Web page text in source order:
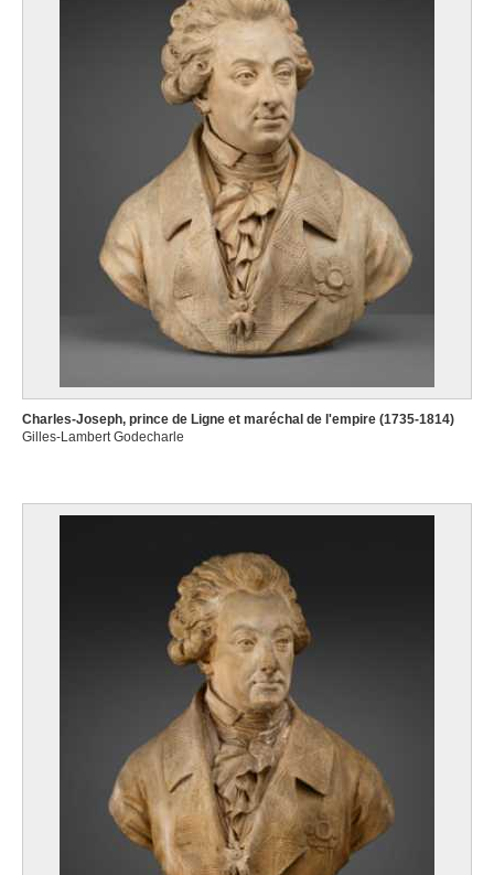
Charles-Joseph, prince de Ligne et maréchal de l'empire (1735-1814)
Gilles-Lambert Godecharle